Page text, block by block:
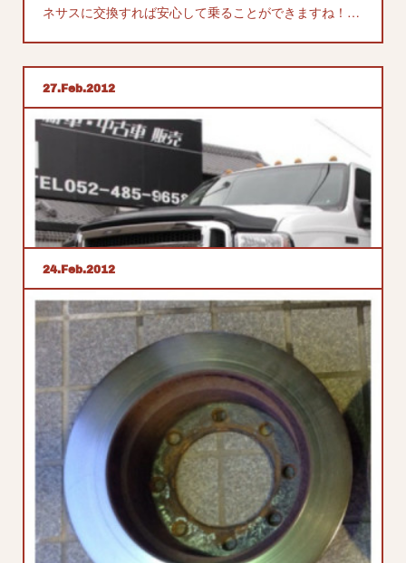
ネサスに交換すれば安心して乗ることができますね！…
27 Feb 2012
05yエクスカージョン仕様
こんばんは 先日のエクスカージョン05y仕様です。
24 Feb 2012